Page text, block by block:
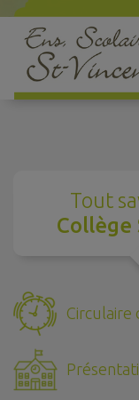
Tout
Collège
Circulaire